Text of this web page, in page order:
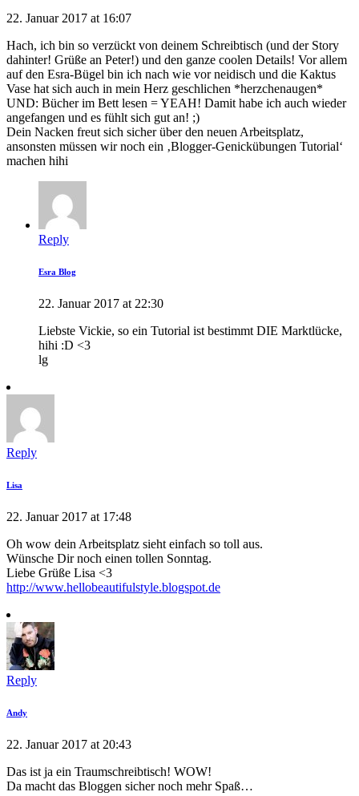
22. Januar 2017 at 16:07
Hach, ich bin so verzückt von deinem Schreibtisch (und der Story
dahinter! Grüße an Peter!) und den ganze coolen Details! Vor allem
auf den Esra-Bügel bin ich nach wie vor neidisch und die Kaktus
Vase hat sich auch in mein Herz geschlichen *herzchenaugen*
UND: Bücher im Bett lesen = YEAH! Damit habe ich auch wieder
angefangen und es fühlt sich gut an! ;)
Dein Nacken freut sich sicher über den neuen Arbeitsplatz,
ansonsten müssen wir noch ein ‚Blogger-Genickübungen Tutorial‘
machen hihi
Reply
Esra Blog
22. Januar 2017 at 22:30
Liebste Vickie, so ein Tutorial ist bestimmt DIE Marktlücke,
hihi :D <3
lg
Reply
Lisa
22. Januar 2017 at 17:48
Oh wow dein Arbeitsplatz sieht einfach so toll aus.
Wünsche Dir noch einen tollen Sonntag.
Liebe Grüße Lisa <3
http://www.hellobeautifulstyle.blogspot.de
Reply
Andy
22. Januar 2017 at 20:43
Das ist ja ein Traumschreibtisch! WOW!
Da macht das Bloggen sicher noch mehr Spaß…